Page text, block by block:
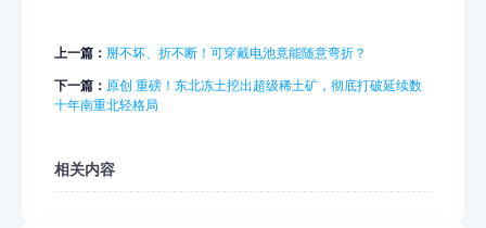
上一篇： 掰不坏、折不断！可穿戴电池竟能随意弯折？
下一篇： 原创 重磅！东北冻土挖出超级稀土矿，彻底打破延续数
十年南重北轻格局
相关内容